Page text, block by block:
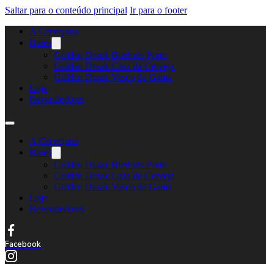
Saltar para o conteúdo principal Ir para o footer
A Cervejaria
Bares
Gulden Draak Bierhuis Porto
Gulden Draak Casa da Cerveja
Gulden Draak Vasco da Gama
Loja
Revendedores
A Cervejaria
Bares
Gulden Draak Bierhuis Porto
Gulden Draak Casa da Cerveja
Gulden Draak Vasco da Gama
Loja
Revendedores
Facebook